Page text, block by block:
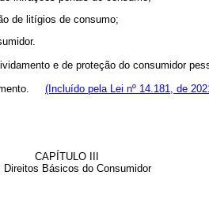
de litígios de consumo;
e de proteção do consumidor
(Incluído pela Lei nº 14.181, de
CAPÍTULO III
Direitos Básicos do Consumidor